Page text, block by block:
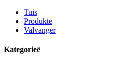
Tuis
Produkte
Valvanger
Kategorieë